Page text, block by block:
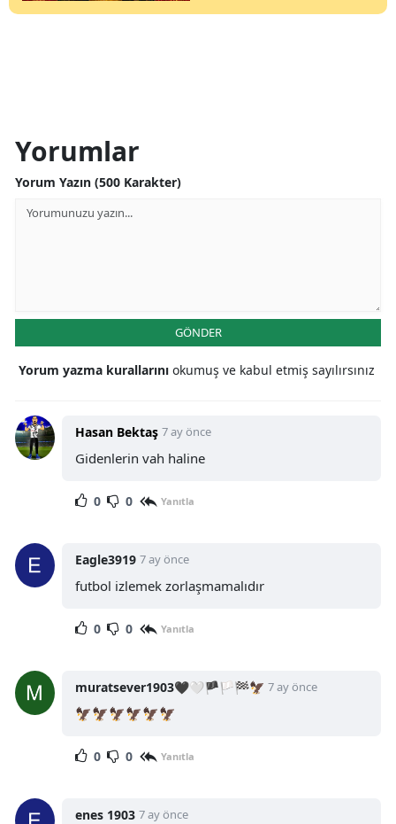
Yorumlar
Yorum Yazın (500 Karakter)
GÖNDER
Yorum yazma kurallarını okumuş ve kabul etmiş sayılırsınız
Hasan Bektaş 7 ay önce
Gidenlerin vah haline
0 0 Yanıtla
Eagle3919 7 ay önce
futbol izlemek zorlaşmamalıdır
0 0 Yanıtla
muratsever1903🖤🤍🏴🏳🏁🦅 7 ay önce
🦅🦅🦅🦅🦅🦅
0 0 Yanıtla
enes 1903 7 ay önce